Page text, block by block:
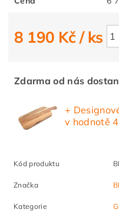
8 190 Kč/ ks
Zdarma od nás
+
v hodnotě
Kód produktu
Značka
Kategorie